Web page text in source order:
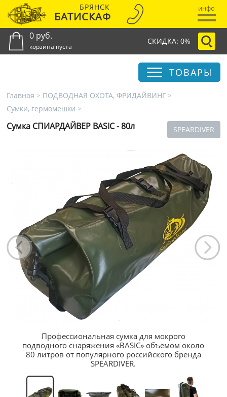
БРЯНСК
БАТИСКАФ
инфо
0 руб.
корзина пуста
СКИДКА: 0%
ТОВАРЫ
Главная > ПОДВОДНАЯ ОХОТА, ФРИДАЙВИНГ >
Сумки, гермомешки >
SPEARDIVER
Сумка СПИАРДАЙВЕР BASIC - 80л
Профессиональная сумка для мокрого
подводного снаряжения «BASIC» объемом около
80 литров от популярного российского бренда
SPEARDIVER.